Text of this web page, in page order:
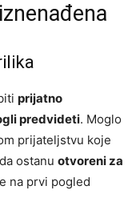
prijatno
predvideti. Moglo
prijateljstvu koje
ostanu otvoreni za
na prvi pogled